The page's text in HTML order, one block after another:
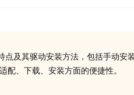
点及其驱动安装方法，包括手动安
配、下载、安装方面的便捷性。